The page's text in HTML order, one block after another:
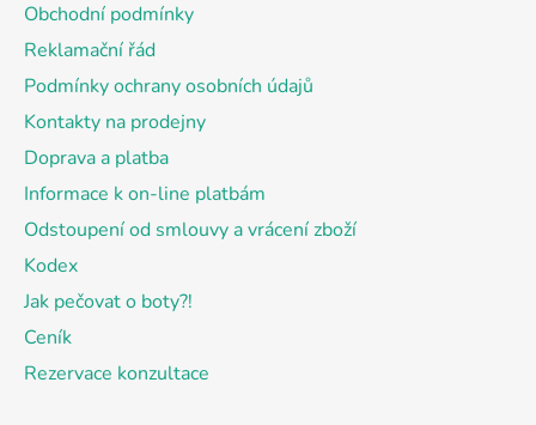
Obchodní podmínky
Reklamační řád
Podmínky ochrany osobních údajů
Kontakty na prodejny
Doprava a platba
Informace k on-line platbám
Odstoupení od smlouvy a vrácení zboží
Kodex
Jak pečovat o boty?!
Ceník
Rezervace konzultace